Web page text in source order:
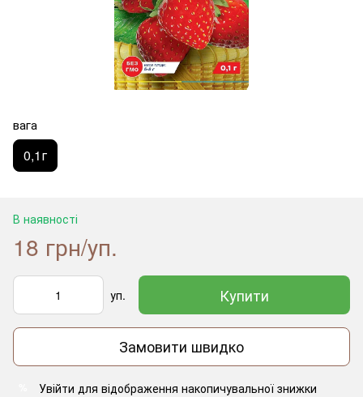
вага
0,1г
В наявності
18 грн/уп.
уп. Купити
Замовити швидко
Увійти для відображення накопичувальної знижки